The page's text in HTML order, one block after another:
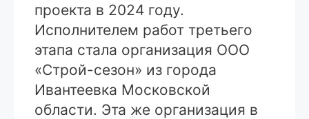
проекта в 2024 году.
Исполнителем работ третьего
этапа стала организация ООО
«Строй-сезон» из города
Ивантеевка Московской
области. Эта же организация в